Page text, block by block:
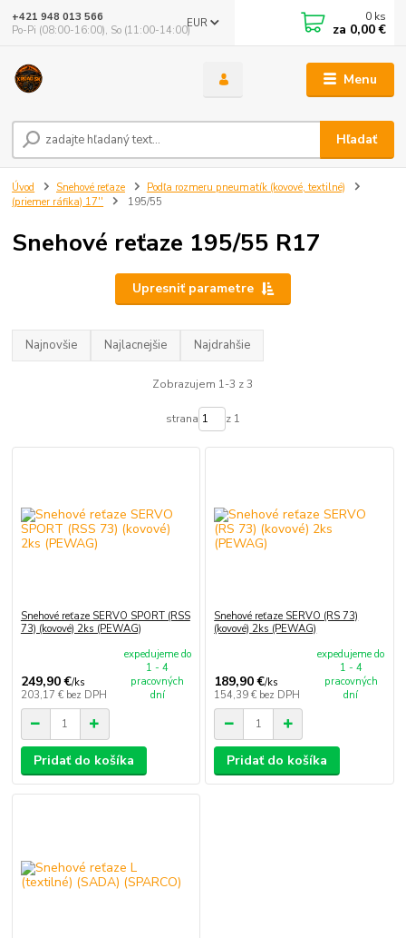
Menu
EUR
Hľadať
+421 948 013 566
Po-Pi (08:00-16:00), So (11:00-14:00)
0 ks
za 0,00 €
Úvod Snehové reťaze
Podľa rozmeru pneumatík (kovové, textilné)
(priemer ráfika) 17''
195/55
Snehové reťaze 195/55 R17
Upresniť parametre
Najnovšie Najlacnejšie Najdrahšie
Zobrazujem 1-3 z 3
strana z 1
Snehové reťaze SERVO SPORT (RSS
73) (kovové) 2ks (PEWAG)
249,90 €/ks
203,17 € bez DPH
expedujeme do
1 - 4
pracovných
dní
Pridať do košíka
Snehové reťaze SERVO (RS 73)
(kovové) 2ks (PEWAG)
189,90 €/ks
154,39 € bez DPH
expedujeme do
1 - 4
pracovných
dní
Pridať do košíka